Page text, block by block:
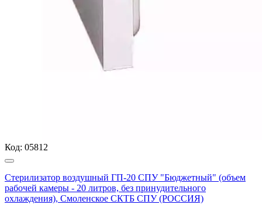
Код: 05812
Стерилизатор воздушный ГП-20 СПУ "Бюджетный" (объем
рабочей камеры - 20 литров, без принудительного
охлаждения), Смоленское СКТБ СПУ (РОССИЯ)